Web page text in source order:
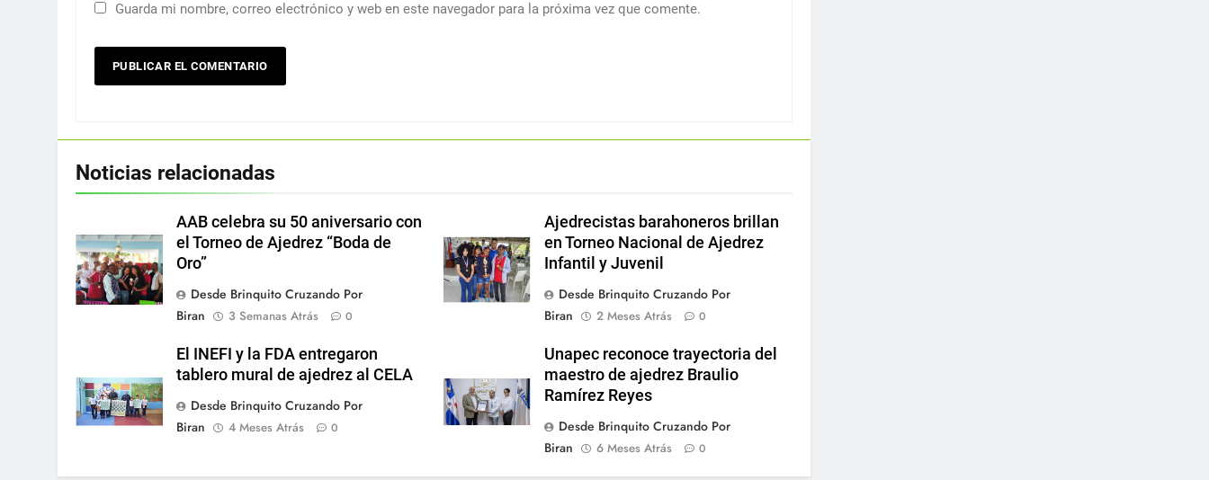
Guarda mi nombre, correo electrónico y web en este navegador para la próxima vez que comente.
Noticias relacionadas
AAB celebra su 50 aniversario con
el Torneo de Ajedrez “Boda de
Oro”
Desde Brinquito Cruzando Por
Biran
3 Semanas Atrás 0
Ajedrecistas barahoneros brillan
en Torneo Nacional de Ajedrez
Infantil y Juvenil
Desde Brinquito Cruzando Por
Biran
2 Meses Atrás 0
El INEFI y la FDA entregaron
tablero mural de ajedrez al CELA
Desde Brinquito Cruzando Por
Biran
4 Meses Atrás 0
Unapec reconoce trayectoria del
maestro de ajedrez Braulio
Ramírez Reyes
Desde Brinquito Cruzando Por
Biran
6 Meses Atrás 0